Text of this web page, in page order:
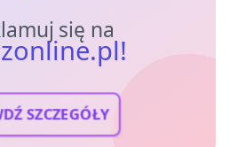
się na
SZCZEGÓŁY